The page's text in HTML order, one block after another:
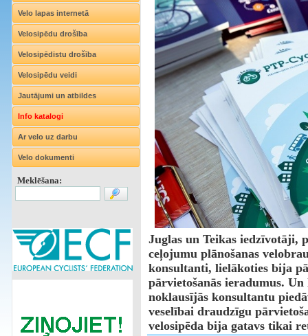
Velo lapas internetā
Velosipēdu drošība
Velosipēdistu drošība
Velosipēdu veidi
Jautājumi un atbildes
Info katalogi
Ar velo uz darbu
Velo dokumenti
Meklēšana:
Juglas un Teikas iedzīvotāji,
ceļojumu plānošanas
konsultanti, lielākoties bija
pārvietošanās ieradumus.
noklausījās konsultantu
veselībai draudzīgu
velosipēda bija gatavs tikai